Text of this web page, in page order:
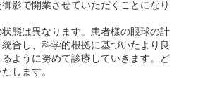
影で開業させていただくことになり
態は異なります。患者様の眼球の計
合し、科学的根拠に基づいたより良
ように努めて診療していきます。ど
します。